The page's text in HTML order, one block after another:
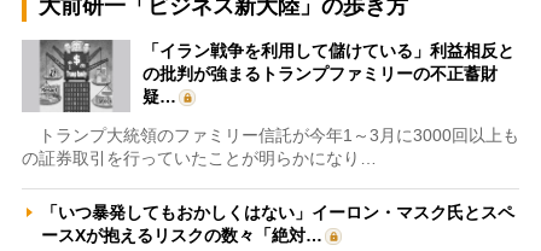
大前研一「ビジネス新大陸」の歩き方
「イラン戦争を利用して儲けている」利益相反と
の批判が強まるトランプファミリーの不正蓄財
疑…
トランプ大統領のファミリー信託が今年1～3月に3000回以上も
の証券取引を行っていたことが明らかになり…
「いつ暴発してもおかしくはない」イーロン・マスク氏とスペ
ースXが抱えるリスクの数々「絶対…